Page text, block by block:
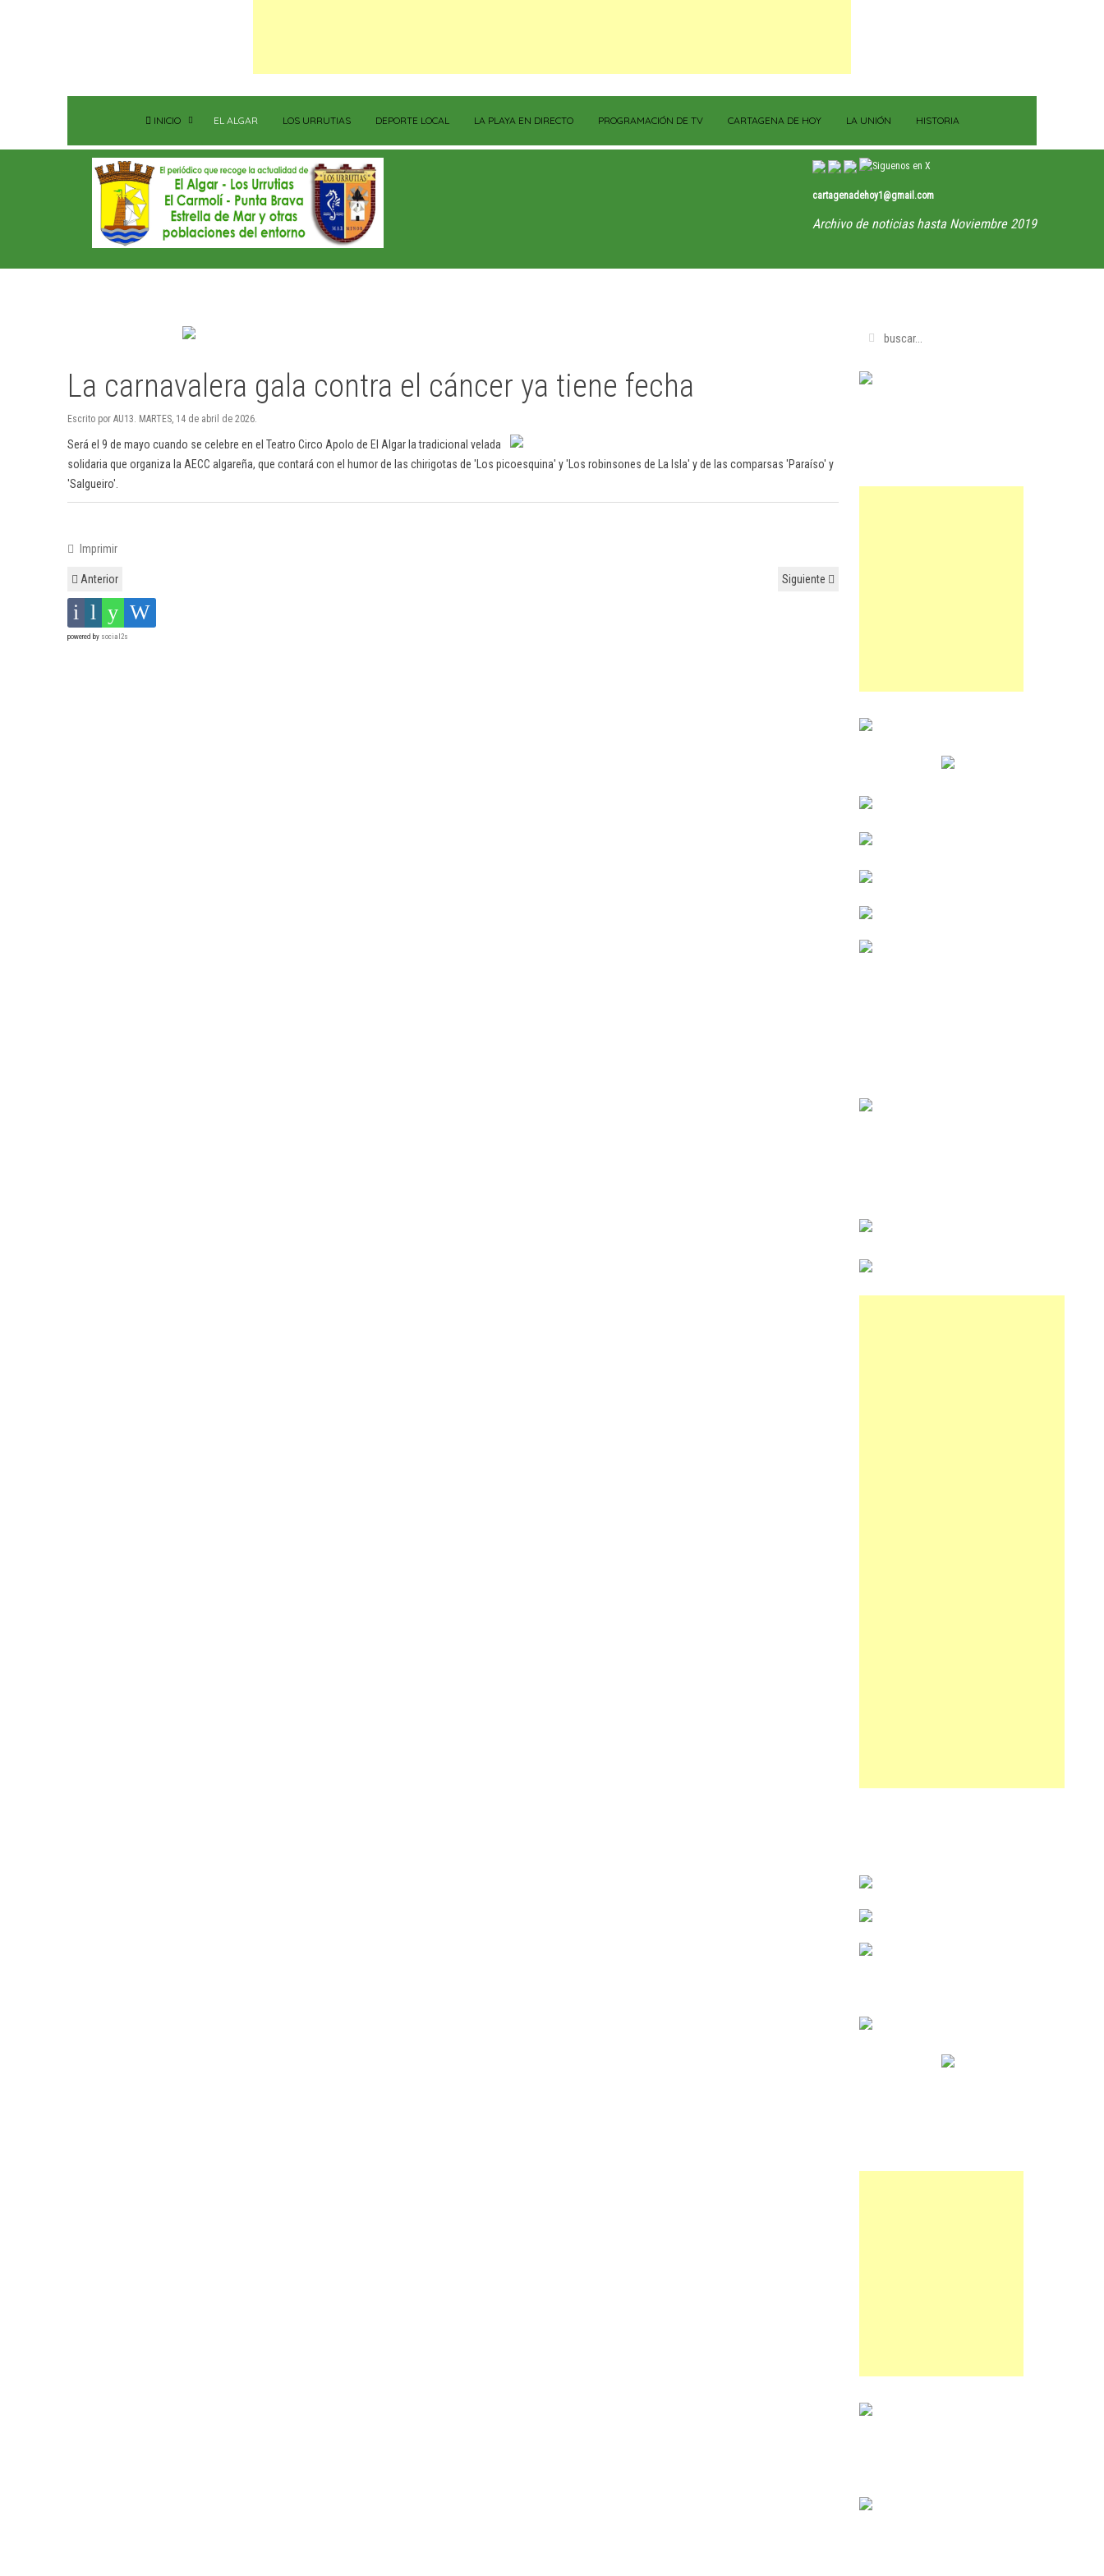
INICIO EL ALGAR LOS URRUTIAS DEPORTE LOCAL LA PLAYA EN DIRECTO PROGRAMACIÓN DE TV CARTAGENA DE HOY LA UNIÓN HISTORIA
cartagenadehoy1@gmail.com
Archivo de noticias hasta Noviembre 2019
La carnavalera gala contra el cáncer ya tiene fecha
Escrito por AU13. MARTES, 14 de abril de 2026.
Será el 9 de mayo cuando se celebre en el Teatro Circo Apolo de El Algar la tradicional velada
solidaria que organiza la AECC algareña, que contará con el humor de las chirigotas de 'Los picoesquina' y 'Los robinsones de La Isla' y de las comparsas 'Paraíso' y
'Salgueiro'.
Imprimir
Anterior Siguiente
powered by social2s